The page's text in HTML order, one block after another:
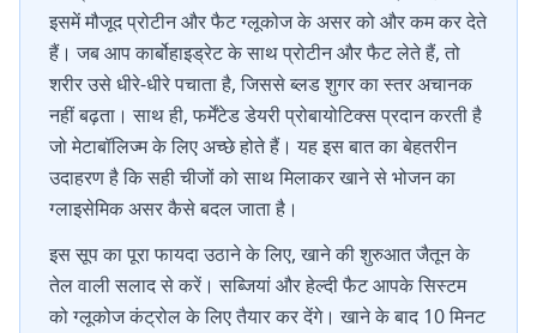
इसमें मौजूद प्रोटीन और फैट ग्लूकोज के असर को और कम कर देते
हैं। जब आप कार्बोहाइड्रेट के साथ प्रोटीन और फैट लेते हैं, तो
शरीर उसे धीरे-धीरे पचाता है, जिससे ब्लड शुगर का स्तर अचानक
नहीं बढ़ता। साथ ही, फर्मेंटेड डेयरी प्रोबायोटिक्स प्रदान करती है
जो मेटाबॉलिज्म के लिए अच्छे होते हैं। यह इस बात का बेहतरीन
उदाहरण है कि सही चीजों को साथ मिलाकर खाने से भोजन का
ग्लाइसेमिक असर कैसे बदल जाता है।
इस सूप का पूरा फायदा उठाने के लिए, खाने की शुरुआत जैतून के
तेल वाली सलाद से करें। सब्जियां और हेल्दी फैट आपके सिस्टम
को ग्लूकोज कंट्रोल के लिए तैयार कर देंगे। खाने के बाद 10 मिनट